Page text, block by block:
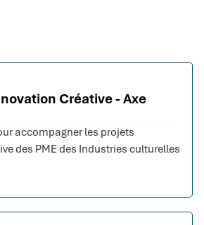
Créative - Axe
accompagner les projets
des PME des Industries culturelles